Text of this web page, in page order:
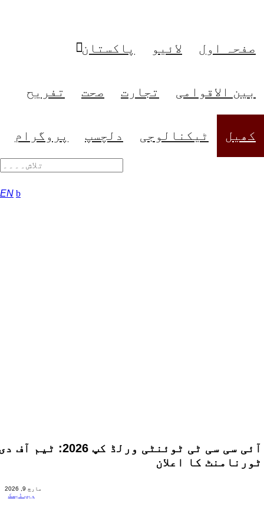
صفحہ اول لائیو پاکستان
بین الاقوامی تجارت صحت تفریح
کھیل ٹیکنالوجی دلچسپ پروگرام
EN
آئی سی سی ٹی ٹوئنٹی ورلڈ کپ 2026: ٹیم آف
ٹورنامنٹ کا اعلان
مارچ 9, 2026
ویب ڈیسک